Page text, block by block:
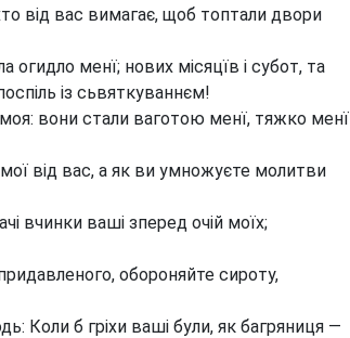
від вас вимагає, щоб топтали двори
огидло менї; нових місяцїв і субот, та
із сьвяткуваннєм!
вони стали ваготою менї, тяжко менї
від вас, а як ви умножуєте молитви
вчинки ваші зперед очій моїх;
обороняйте сироту,
Коли б гріхи ваші були, як багряниця —